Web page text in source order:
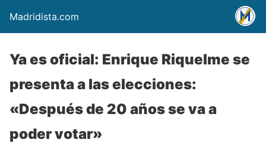
Madridista.com
Ya es oficial: Enrique Riquelme se
presenta a las elecciones:
«Después de 20 años se va a
poder votar»